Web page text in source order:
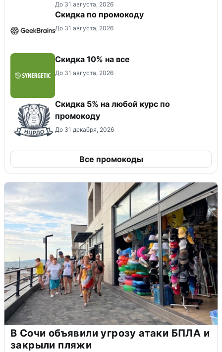
До 31 августа, 2026
Скидка по промокоду
До 31 августа, 2026
Скидка 10% на все
До 31 августа, 2026
Скидка 5% на любой курс по
промокоду
До 31 декабря, 2026
Все промокоды
В Сочи объявили угрозу атаки БПЛА и
закрыли пляжи